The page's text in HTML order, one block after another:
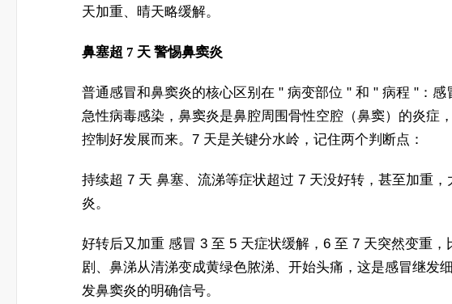
天加重、晴天略缓解。
鼻塞超 7 天 警惕鼻窦炎
普通感冒和鼻窦炎的核心区别在 " 病变部位 " 和 " 病程 "：感
急性病毒感染，鼻窦炎是鼻腔周围骨性空腔（鼻窦）的炎症
控制好发展而来。7 天是关键分水岭，记住两个判断点：
持续超 7 天 鼻塞、流涕等症状超过 7 天没好转，甚至加重，
炎。
好转后又加重 感冒 3 至 5 天症状缓解，6 至 7 天突然变重，
剧、鼻涕从清涕变成黄绿色脓涕、开始头痛，这是感冒继发
发鼻窦炎的明确信号。